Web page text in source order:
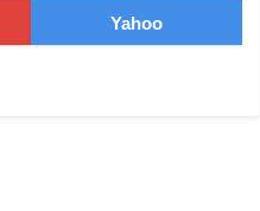
Yahoo